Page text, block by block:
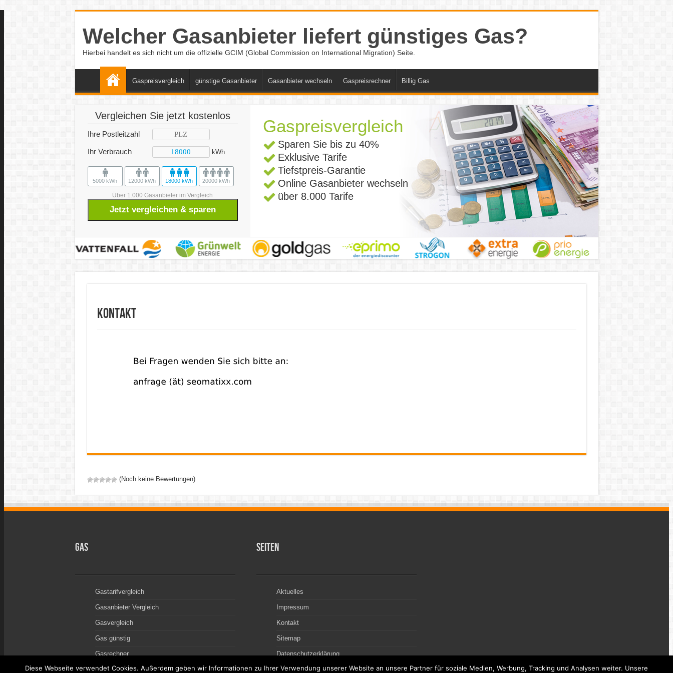
Welcher Gasanbieter liefert günstiges Gas?
Hierbei handelt es sich nicht um die offizielle GCIM (Global Commission on International Migration) Seite.
Gaspreisvergleich günstige Gasanbieter Gasanbieter wechseln Gaspreisrechner Billig Gas
Gaspreisvergleich
Sparen Sie bis zu 40%
Exklusive Tarife
Tiefstpreis-Garantie
Online Gasanbieter wechseln
über 8.000 Tarife
Vergleichen Sie jetzt kostenlos
Ihre Postleitzahl
Ihr Verbrauch kWh
5000 kWh 12000 kWh 18000 kWh 20000 kWh
Über 1.000 Gasanbieter im Vergleich
Jetzt vergleichen & sparen
Kontakt
(Noch keine Bewertungen)
Gas
Gastarifvergleich
Gasanbieter Vergleich
Gasvergleich
Gas günstig
Gasrechner
Seiten
Aktuelles
Impressum
Kontakt
Sitemap
Datenschutzerklärung
Diese Webseite verwendet Cookies. Außerdem geben wir Informationen zu Ihrer Verwendung unserer Website an unsere Partner für soziale Medien, Werbung, Tracking und Analysen weiter. Unsere